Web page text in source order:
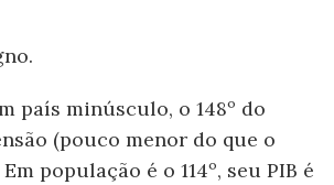
país minúsculo, o 148º do
(pouco menor do que o
população é o 114º, seu PIB é